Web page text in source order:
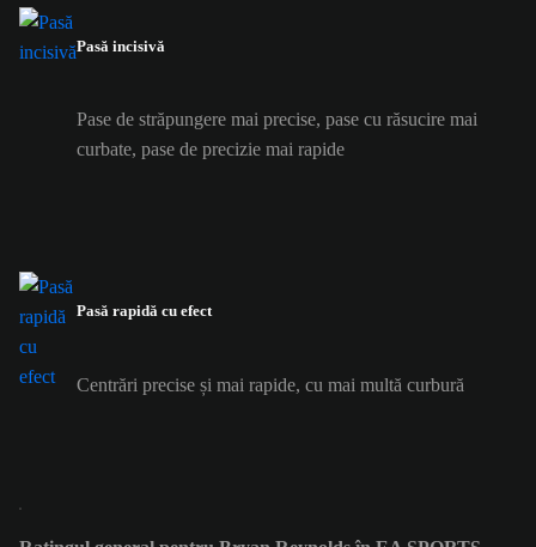
Pasă incisivă
Pase de străpungere mai precise, pase cu răsucire mai
curbate, pase de precizie mai rapide
Pasă rapidă cu efect
Centrări precise și mai rapide, cu mai multă curbură